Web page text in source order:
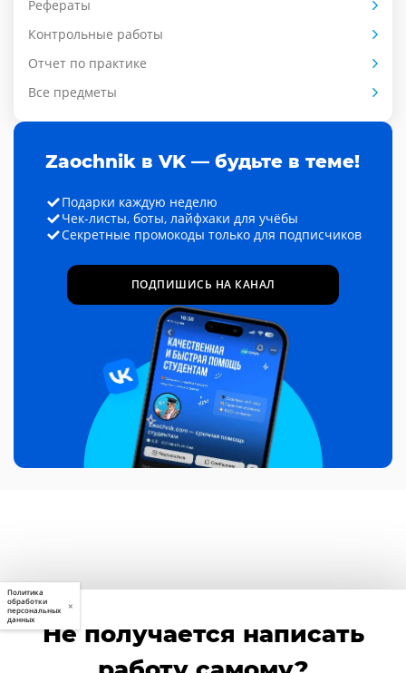
Рефераты
Контрольные работы
Отчет по практике
Все предметы
Zaochnik в VK — будьте в теме!
Подарки каждую неделю
Чек-листы, боты, лайфхаки для учёбы
Секретные промокоды только для подписчиков
ПОДПИШИСЬ НА КАНАЛ
Не получается написать
Политика
обработки
персональных
данных
×